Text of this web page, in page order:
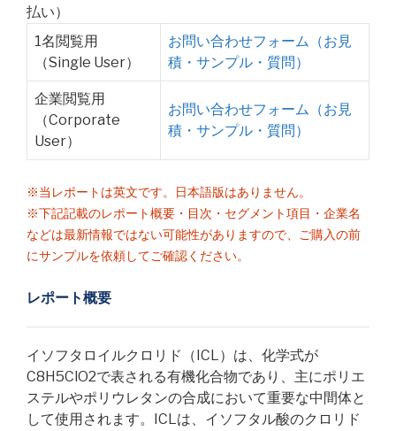
払い）
1名閲覧用
（Single User）
お問い合わせフォーム（お見
積・サンプル・質問）
企業閲覧用
（Corporate
User）
お問い合わせフォーム（お見
積・サンプル・質問）
※当レポートは英文です。日本語版はありません。
※下記記載のレポート概要・目次・セグメント項目・企業名
などは最新情報ではない可能性がありますので、ご購入の前
にサンプルを依頼してご確認ください。
レポート概要
イソフタロイルクロリド（ICL）は、化学式が
C8H5ClO2で表される有機化合物であり、主にポリエ
ステルやポリウレタンの合成において重要な中間体と
して使用されます。ICLは、イソフタル酸のクロリド